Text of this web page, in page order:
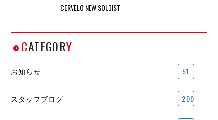
CERVELO NEW SOLOIST
CATEGORY
お知らせ 51
スタッフブログ 200